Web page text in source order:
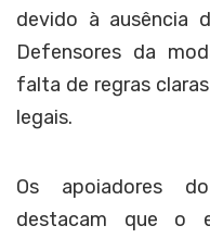
devido à ausência
Defensores da
falta de regras
legais.
Os apoiadores
destacam que o